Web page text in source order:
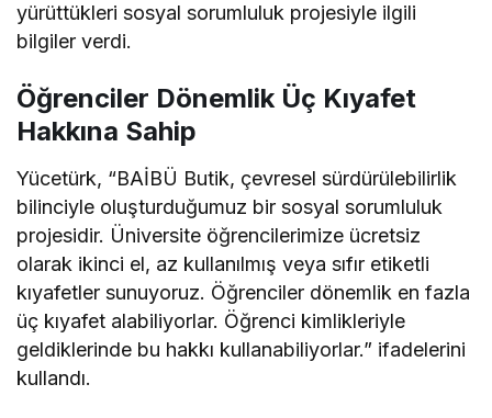
yürüttükleri sosyal sorumluluk projesiyle ilgili
bilgiler verdi.
Öğrenciler Dönemlik Üç Kıyafet
Hakkına Sahip
Yücetürk, “BAİBÜ Butik, çevresel sürdürülebilirlik
bilinciyle oluşturduğumuz bir sosyal sorumluluk
projesidir. Üniversite öğrencilerimize ücretsiz
olarak ikinci el, az kullanılmış veya sıfır etiketli
kıyafetler sunuyoruz. Öğrenciler dönemlik en fazla
üç kıyafet alabiliyorlar. Öğrenci kimlikleriyle
geldiklerinde bu hakkı kullanabiliyorlar.” ifadelerini
kullandı.